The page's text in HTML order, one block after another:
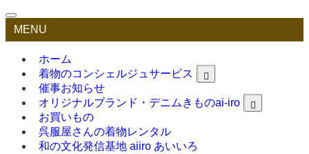
MENU
ホーム
着物のコンシェルジュサービス
催事お知らせ
オリジナルブランド・デニムきものai-iro
お買いもの
呉服屋さんの着物レンタル
和の文化発信基地 aiiro あいいろ